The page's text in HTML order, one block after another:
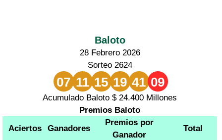
Baloto
28 Febrero 2026
Sorteo 2624
07 11 15 19 41 09
Acumulado Baloto $ 24.400 Millones
Premios Baloto
Aciertos
Ganadores
Premios por
Ganador
Total